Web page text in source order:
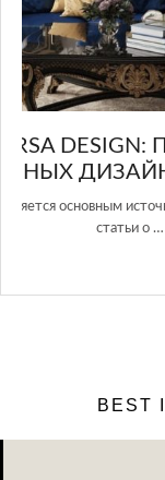
GLAZOV
Glazov Design
BEST